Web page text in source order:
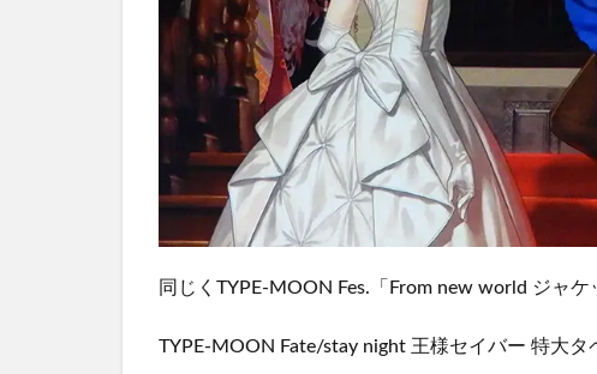
同じくTYPE-MOON Fes.「From new world ジャ
TYPE-MOON Fate/stay night 王様セイバー 特大タ